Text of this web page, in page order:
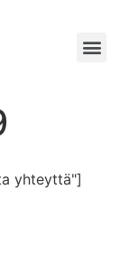
yhteyttä"]